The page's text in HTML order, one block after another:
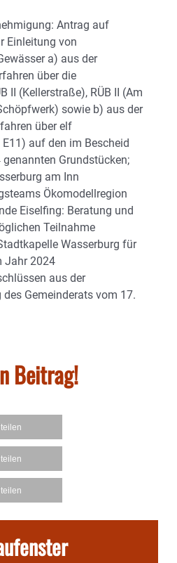
Antrag auf
Einleitung von
a) aus der
über die
II (Kellerstraße), RÜB II (Am
sowie b) aus der
über elf
auf den im Bescheid
Grundstücken;
am Inn
Ökomodellregion
Eiselfing: Beratung und
Teilnahme
Wasserburg für
Jahr 2024
aus der
Gemeinderats vom 17.
Beitrag!
teilen
teilen
teilen